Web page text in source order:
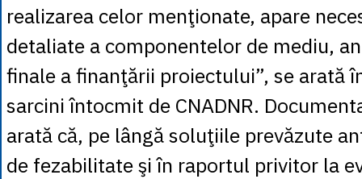
realizarea celor menţionate, apare
detaliate a componentelor de mediu,
finale a finanţării proiectului”, se arată
sarcini întocmit de CNADNR.
arată că, pe lângă soluţiile prevăzute
de fezabilitate şi în raportul privitor la